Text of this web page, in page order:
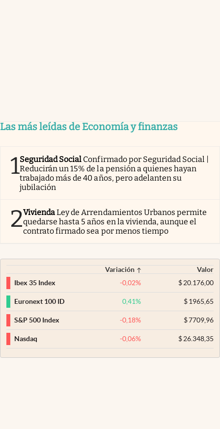
Las más leídas de Economía y finanzas
1Seguridad Social Confirmado por Seguridad Social |
Reducirán un 15% de la pensión a quienes hayan
trabajado más de 40 años, pero adelanten su
jubilación
2ViviendaLey de Arrendamientos Urbanos permite
quedarse hasta 5 años en la vivienda, aunque el
contrato firmado sea por menos tiempo
Variación
Valor
Ibex 35 Index
-0,02% $20.176,00
Euronext 100 ID 0,41% $1965,65
S&P 500 Index -0,18% $7709,96
Nasdaq -0,06% $26.348,35